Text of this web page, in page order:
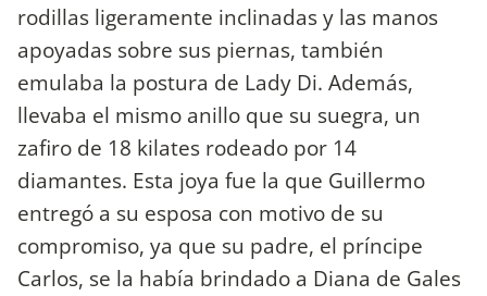
rodillas ligeramente inclinadas y las manos
apoyadas sobre sus piernas, también
emulaba la postura de Lady Di. Además,
llevaba el mismo anillo que su suegra, un
zafiro de 18 kilates rodeado por 14
diamantes. Esta joya fue la que Guillermo
entregó a su esposa con motivo de su
compromiso, ya que su padre, el príncipe
Carlos, se la había brindado a Diana de Gales